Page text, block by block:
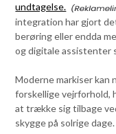
undtagelse.
integration har gjort
berøring eller endda
og digitale assistenter
Moderne markiser kan
forskellige vejrforhold,
at trække sig tilbage
skygge på solrige dage.